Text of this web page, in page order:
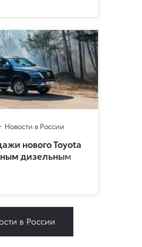
Новости в России
нового Toyota
дизельным
в России